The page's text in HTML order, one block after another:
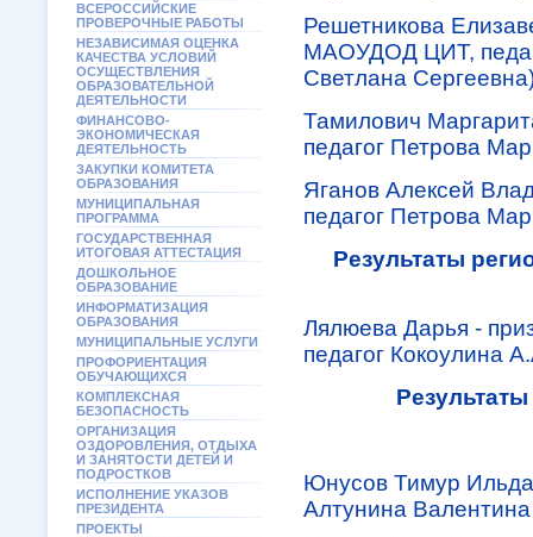
ВСЕРОССИЙСКИЕ
ПРОВЕРОЧНЫЕ РАБОТЫ
НЕЗАВИСИМАЯ ОЦЕНКА
КАЧЕСТВА УСЛОВИЙ
ОСУЩЕСТВЛЕНИЯ
ОБРАЗОВАТЕЛЬНОЙ
ДЕЯТЕЛЬНОСТИ
ФИНАНСОВО-
ЭКОНОМИЧЕСКАЯ
ДЕЯТЕЛЬНОСТЬ
ЗАКУПКИ КОМИТЕТА
ОБРАЗОВАНИЯ
МУНИЦИПАЛЬНАЯ
ПРОГРАММА
ГОСУДАРСТВЕННАЯ
ИТОГОВАЯ АТТЕСТАЦИЯ
ДОШКОЛЬНОЕ
ОБРАЗОВАНИЕ
ИНФОРМАТИЗАЦИЯ
ОБРАЗОВАНИЯ
МУНИЦИПАЛЬНЫЕ УСЛУГИ
ПРОФОРИЕНТАЦИЯ
ОБУЧАЮЩИХСЯ
КОМПЛЕКСНАЯ
БЕЗОПАСНОСТЬ
ОРГАНИЗАЦИЯ
ОЗДОРОВЛЕНИЯ, ОТДЫХА
И ЗАНЯТОСТИ ДЕТЕЙ И
ПОДРОСТКОВ
ИСПОЛНЕНИЕ УКАЗОВ
ПРЕЗИДЕНТА
ПРОЕКТЫ
Решетникова
МАОУДОД ЦИТ,
Светлана
Тамилович
педагог Петрова
Яганов Алексей
педагог Петрова
Результаты
Лялюева Дарья -
педагог Кокоулина
Юнусов Тимур
Алтунина